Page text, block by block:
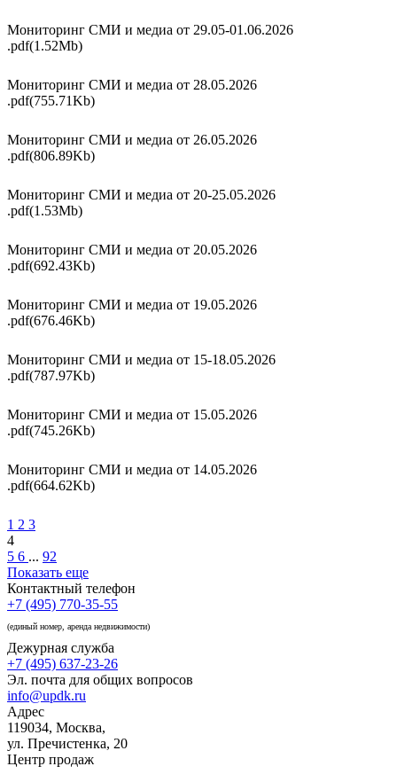
Мониторинг СМИ и медиа от 29.05-01.06.2026
.pdf(1.52Mb)
Мониторинг СМИ и медиа от 28.05.2026
.pdf(755.71Kb)
Мониторинг СМИ и медиа от 26.05.2026
.pdf(806.89Kb)
Мониторинг СМИ и медиа от 20-25.05.2026
.pdf(1.53Mb)
Мониторинг СМИ и медиа от 20.05.2026
.pdf(692.43Kb)
Мониторинг СМИ и медиа от 19.05.2026
.pdf(676.46Kb)
Мониторинг СМИ и медиа от 15-18.05.2026
.pdf(787.97Kb)
Мониторинг СМИ и медиа от 15.05.2026
.pdf(745.26Kb)
Мониторинг СМИ и медиа от 14.05.2026
.pdf(664.62Kb)
1 2 3
4
5 6 ... 92
Показать еще
Контактный телефон
+7 (495) 770-35-55
(единый номер, аренда недвижимости)
Дежурная служба
+7 (495) 637-23-26
Эл. почта для общих вопросов
info@updk.ru
Адрес
119034, Москва,
ул. Пречистенка, 20
Центр продаж